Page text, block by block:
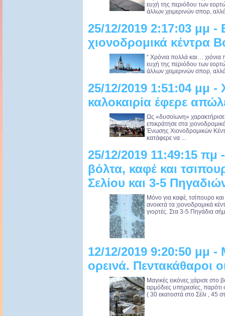
ευχή της περιόδου των
άλλων χειμερινών σπορ,
25/12/2019 2:17:03 μμ -
χιονοδρομικά κέντρα
“ Χρόνια πολλά και… χιόνια
ευχή της περιόδου των
άλλων χειμερινών σπορ,
25/12/2019 1:51:04 μμ -
καλοκαιρία έφερε
Ως «δυσοίωνη»
επικράτησε στα
Ένωσης Χιονοδρομικών
κατάφερε να ...
25/12/2019 11:49:15 πμ
βόλτα, καφέ και
Σελίου και 3-5
Μόνο για καφέ, τσίπουρο και
ανοικτά τα χιονοδρομικά
γιορτές. Στα 3-5 Πηγάδια
12/12/2019 9:20:50 μμ -
ορεινά. Πεντακάθαροι
Μαγικές εικόνες χάρισε στο
αρμόδιες υπηρεσίες,
( 30 εκατοστά στο Σέλι , 45